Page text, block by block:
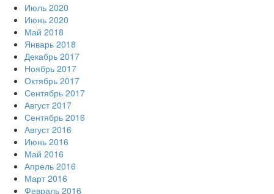
Июль 2020
Июнь 2020
Май 2018
Январь 2018
Декабрь 2017
Ноябрь 2017
Октябрь 2017
Сентябрь 2017
Август 2017
Сентябрь 2016
Август 2016
Июнь 2016
Май 2016
Апрель 2016
Март 2016
Февраль 2016